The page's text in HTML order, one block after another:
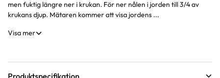
men fuktig längre ner i krukan. För ner nålen i jorden till 3/4 av
krukans djup. Mätaren kommer att visa jordens ...
Visa mer
Produktspecifikation